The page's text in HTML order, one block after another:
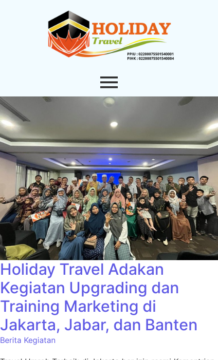
Holiday Travel Adakan
Kegiatan Upgrading dan
Training Marketing di
Jakarta, Jabar, dan Banten
Berita Kegiatan